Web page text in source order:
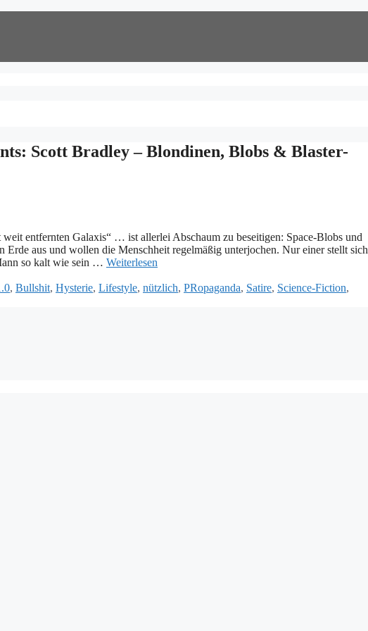
Scott Bradley – Blondinen, Blobs & Blaster-
entfernten Galaxis“ … ist allerlei Abschaum zu beseitigen: Space-Blobs und
aus und wollen die Menschheit regelmäßig unterjochen. Nur einer stellt sich
so kalt wie sein … Weiterlesen
, Bullshit, Hysterie, Lifestyle, nützlich, PRopaganda, Satire, Science-Fiction,